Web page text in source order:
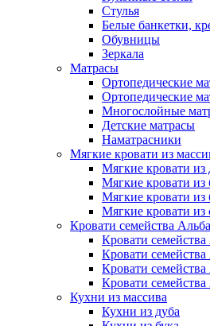
Стулья
Белые банкетки,
Обувницы
Зеркала
Матрасы
Ортопедические
Ортопедические
Многослойные
Детские матрасы
Наматрасники
Мягкие кровати из
Мягкие кровати из
Мягкие кровати из
Мягкие кровати из
Мягкие кровати из
Кровати семейства
Кровати семейства
Кровати семейства
Кровати
Кровати
Кухни из массива
Кухни из дуба